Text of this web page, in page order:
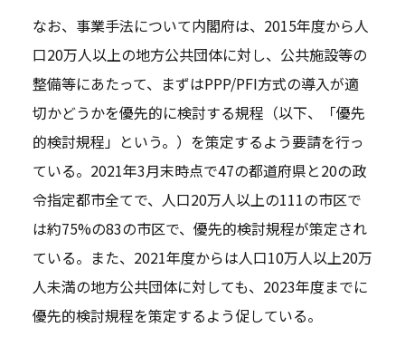
なお、事業手法について内閣府は、2015年度から人
口20万人以上の地方公共団体に対し、公共施設等の
整備等にあたって、まずはPPP/PFI方式の導入が適
切かどうかを優先的に検討する規程（以下、「優先
的検討規程」という。）を策定するよう要請を行っ
ている。2021年3月末時点で47の都道府県と20の政
令指定都市全てで、人口20万人以上の111の市区で
は約75%の83の市区で、優先的検討規程が策定され
ている。また、2021年度からは人口10万人以上20万
人未満の地方公共団体に対しても、2023年度までに
優先的検討規程を策定するよう促している。